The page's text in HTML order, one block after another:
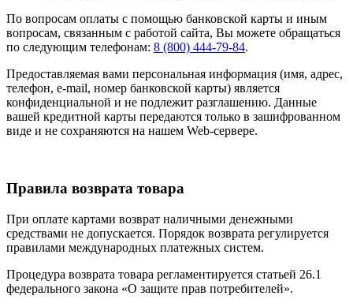
По вопросам оплаты с помощью банковской карты и иным
вопросам, связанным с работой сайта, Вы можете обращаться
по следующим телефонам: 8 (800) 444-79-84.
Предоставляемая вами персональная информация (имя, адрес,
телефон, e-mail, номер банковской карты) является
конфиденциальной и не подлежит разглашению. Данные
вашей кредитной карты передаются только в зашифрованном
виде и не сохраняются на нашем Web-сервере.
Правила возврата товара
При оплате картами возврат наличными денежными
средствами не допускается. Порядок возврата регулируется
правилами международных платежных систем.
Процедура возврата товара регламентируется статьей 26.1
федерального закона «О защите прав потребителей».